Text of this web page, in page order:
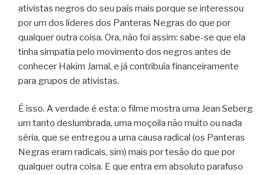
ativistas negros do seu país mais porque se interessou
por um dos líderes dos Panteras Negras do que por
qualquer outra coisa. Ora, não foi assim: sabe-se que ela
tinha simpatia pelo movimento dos negros antes de
conhecer Hakim Jamal, e já contribuía financeiramente
para grupos de ativistas.
É isso. A verdade é esta: o filme mostra uma Jean Seberg
um tanto deslumbrada, uma moçoila não muito ou nada
séria, que se entregou a uma causa radical (os Panteras
Negras eram radicais, sim) mais por tesão do que por
qualquer outra coisa. E que entra em absoluto parafuso